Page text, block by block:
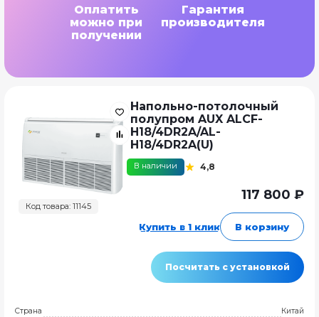
Оплатить
можно при
получении
Гарантия
производителя
Код товара: 11145
Напольно-потолочный
полупром AUX ALCF-
H18/4DR2A/AL-
H18/4DR2A(U)
В наличии 4,8
117 800 ₽
Купить в 1 клик В корзину
Посчитать с установкой
Страна
Китай